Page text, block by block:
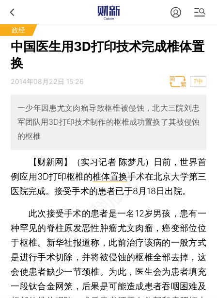
政经
中国医生用3D打印技术完成椎体置
换
2014年08月22日 15:26 T中
一少年因患尤文肉瘤导致枢椎被侵蚀，北大三院刘忠
军团队用3D打印技术制作的枢椎成功置换了其被侵蚀
的枢椎
【财新网】（实习记者 陈梦凡）
日前，世界首
例应用3D打印枢椎的椎体置换手术在北京大学第三
医院完成。接受手术的患者已于8月18日出院。
此次接受手术的患者是一名12岁男孩，患有一
种罕见的脊柱原发恶性肿瘤尤文肉瘤，癌变部位位
于枢椎。新华社报道称，此前治疗该病的一般方式
是进行手术切除，并将被侵蚀的枢椎全部去掉，这
会使患者缺少一节颈椎。为此，医生会为患者填充
一段钛合金网笼，后果是可能造成患者吞咽困难及